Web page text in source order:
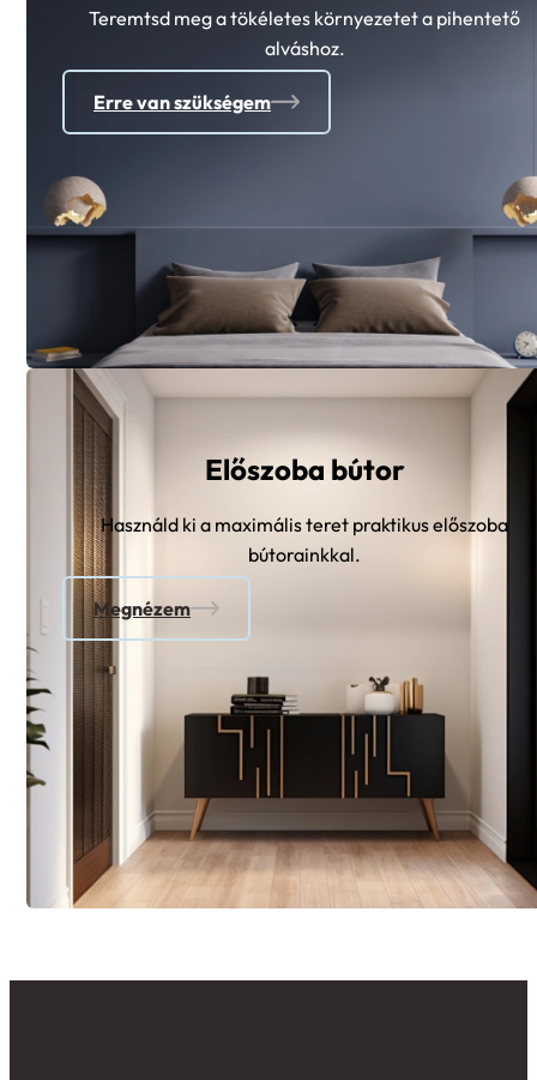
Teremtsd meg a tökéletes környezetet a pihentető
alváshoz.
Erre van szükségem
Előszoba bútor
Használd ki a maximális teret praktikus előszoba
bútorainkkal.
Megnézem